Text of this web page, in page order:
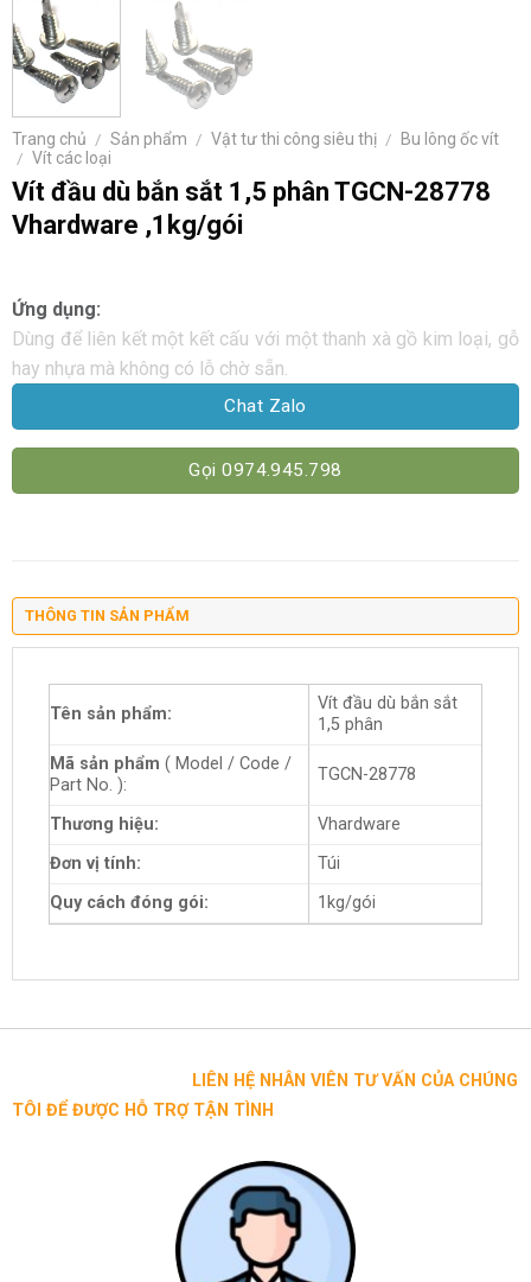
Trang chủ / Sản phẩm / Vật tư thi công siêu thị /
Bu lông ốc vít
/ Vít các loại
Vít đầu dù bắn sắt 1,5 phân TGCN-28778
Vhardware ,1kg/gói
Ứng dụng:
Dùng để liên kết một kết cấu với một thanh xà gồ kim loại, gỗ
hay nhựa mà không có lỗ chờ sẵn.
Chat Zalo
Gọi 0974.945.798
THÔNG TIN SẢN PHẨM
Tên sản phẩm:
Vít đầu dù bắn sắt
1,5 phân
Mã sản phẩm ( Model / Code /
Part No. ):
TGCN-28778
Thương hiệu:
Vhardware
Đơn vị tính:
Túi
Quy cách đóng gói:
1kg/gói
LIÊN HỆ NHÂN VIÊN TƯ VẤN CỦA CHÚNG
TÔI ĐỂ ĐƯỢC HỖ TRỢ TẬN TÌNH